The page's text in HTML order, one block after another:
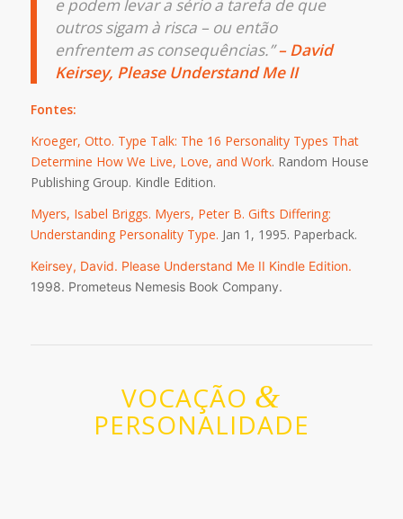
e podem levar a sério a tarefa de que
outros sigam à risca – ou então
enfrentem as consequências.”– David
Keirsey, Please Understand Me II
Fontes:
Kroeger, Otto. Type Talk: The 16 Personality Types That
Determine How We Live, Love, and Work. Random House
Publishing Group. Kindle Edition.
Myers, Isabel Briggs. Myers, Peter B. Gifts Differing:
Understanding Personality Type. Jan 1, 1995. Paperback.
Keirsey, David. Please Understand Me II Kindle Edition.
1998. Prometeus Nemesis Book Company.
VOCAÇÃO &
PERSONALIDADE